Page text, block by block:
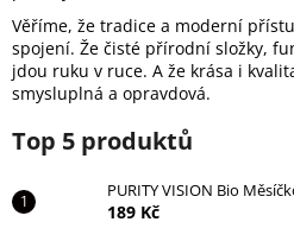
Věříme, že tradice a moderní
spojení. Že čisté přírodní složky,
jdou ruku v ruce. A že krása i
smysluplná a opravdová.
Top 5 produktů
PURITY VISION Bio
189 Kč